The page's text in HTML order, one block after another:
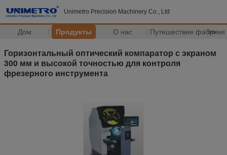
Unimetro Precision Machinery Co., Ltd
Дом Продукты О нас Путешествие фабрики
>>
Горизонтальный оптический компаратор с экраном
300 мм и высокой точностью для контроля
фрезерного инструмента